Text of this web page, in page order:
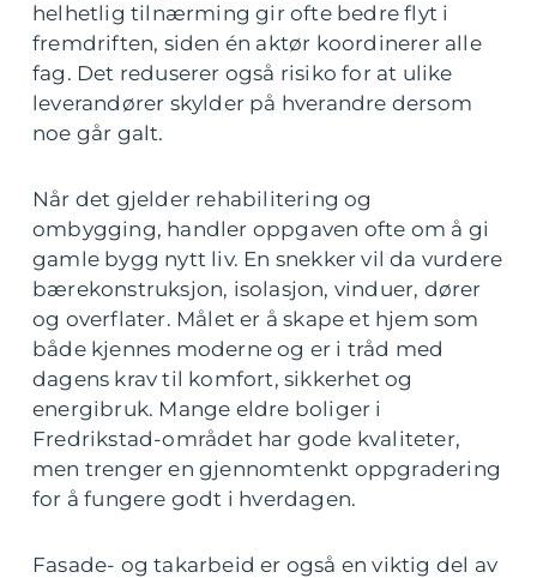
helhetlig tilnærming gir ofte bedre flyt i
fremdriften, siden én aktør koordinerer alle
fag. Det reduserer også risiko for at ulike
leverandører skylder på hverandre dersom
noe går galt.
Når det gjelder rehabilitering og
ombygging, handler oppgaven ofte om å gi
gamle bygg nytt liv. En snekker vil da vurdere
bærekonstruksjon, isolasjon, vinduer, dører
og overflater. Målet er å skape et hjem som
både kjennes moderne og er i tråd med
dagens krav til komfort, sikkerhet og
energibruk. Mange eldre boliger i
Fredrikstad-området har gode kvaliteter,
men trenger en gjennomtenkt oppgradering
for å fungere godt i hverdagen.
Fasade- og takarbeid er også en viktig del av